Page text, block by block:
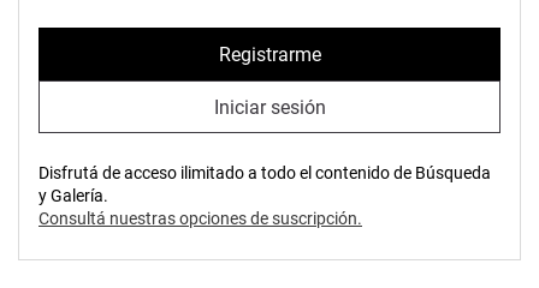
Registrarme
Iniciar sesión
Disfrutá de acceso ilimitado a todo el contenido de Búsqueda
y Galería.
Consultá nuestras opciones de suscripción.